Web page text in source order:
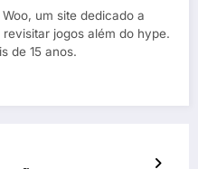
um site dedicado a
jogos além do hype.
de 15 anos.